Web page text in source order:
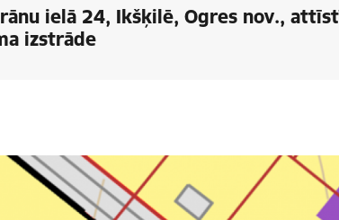
ielā 24, Ikšķilē, Ogres nov.,
izstrāde